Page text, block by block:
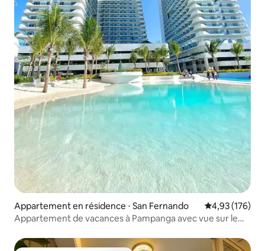
Appartement en résidence ⋅ San Fernando Évaluation
4,93 (176)
Appartement de vacances à Pampanga avec vue sur le